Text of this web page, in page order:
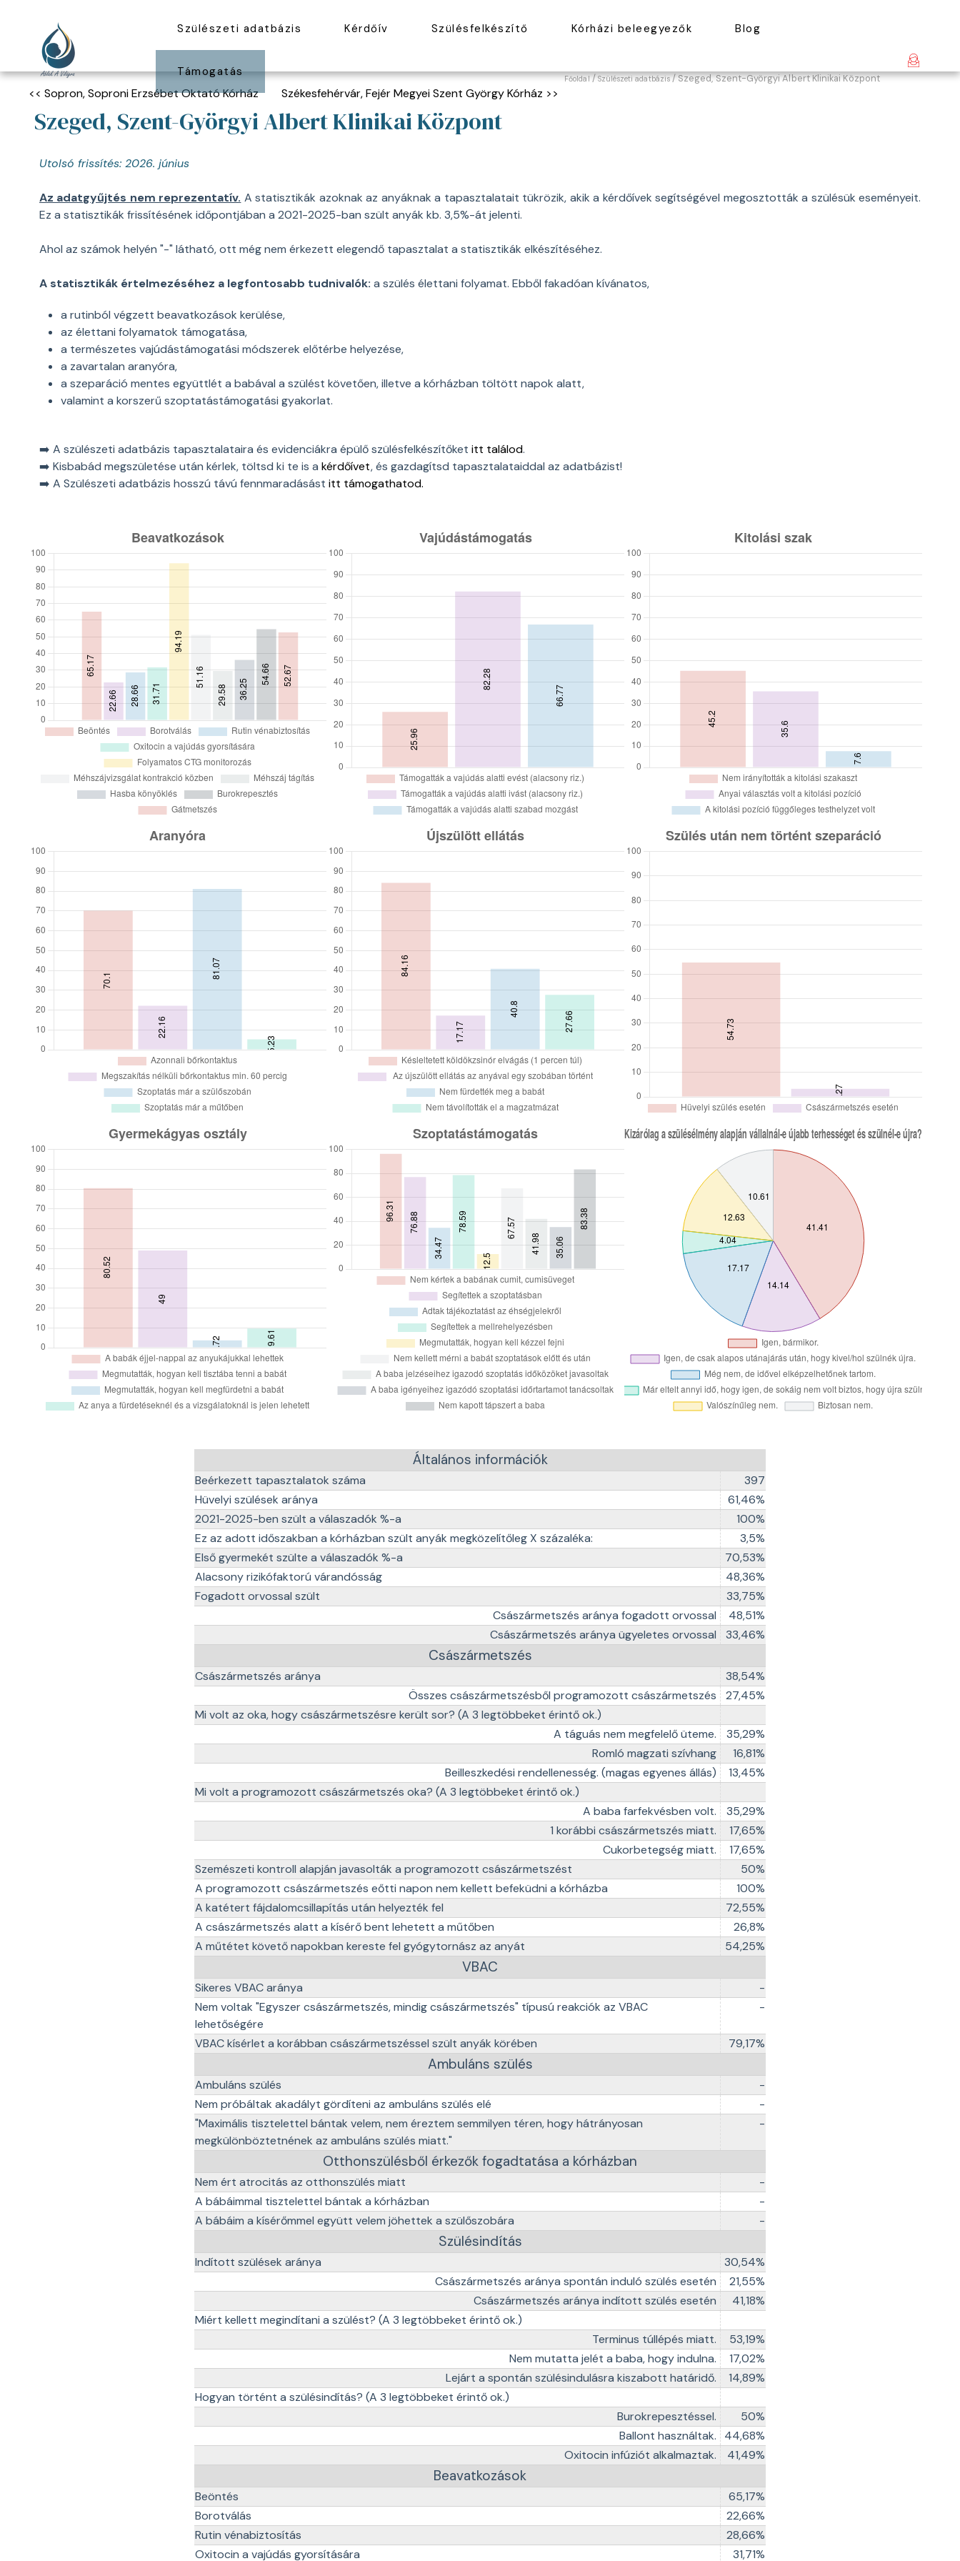
Szülészeti adatbázis Kérdőív Szülésfelkészítő Kórházi beleegyezők Blog
Támogatás
Főoldal/Szülészeti adatbázis/ Szeged, Szent-Györgyi Albert Klinikai Központ
<< Sopron, Soproni Erzsébet Oktató Kórház Székesfehérvár, Fejér Megyei Szent György Kórház >>
Szeged, Szent-Györgyi Albert Klinikai Központ
Utolsó frissítés: 2026. június
Az adatgyűjtés nem reprezentatív. A statisztikák azoknak az anyáknak a tapasztalatait tükrözik, akik a kérdőívek segítségével megosztották a szülésük eseményeit.
Ez a statisztikák frissítésének időpontjában a 2021-2025-ban szült anyák kb. 3,5%-át jelenti.
Ahol az számok helyén "-" látható, ott még nem érkezett elegendő tapasztalat a statisztikák elkészítéséhez.
A statisztikák értelmezéséhez a legfontosabb tudnivalók: a szülés élettani folyamat. Ebből fakadóan kívánatos,
a rutinból végzett beavatkozások kerülése,
az élettani folyamatok támogatása,
a természetes vajúdástámogatási módszerek előtérbe helyezése,
a zavartalan aranyóra,
a szeparáció mentes együttlét a babával a szülést követően, illetve a kórházban töltött napok alatt,
valamint a korszerű szoptatástámogatási gyakorlat.
➡️ A szülészeti adatbázis tapasztalataira és evidenciákra épülő szülésfelkészítőket itt találod.
➡️ Kisbabád megszületése után kérlek, töltsd ki te is a kérdőívet, és gazdagítsd tapasztalataiddal az adatbázist!
➡️ A Szülészeti adatbázis hosszú távú fennmaradásást itt támogathatod.
Általános információk
Beérkezett tapasztalatok száma
397
Hüvelyi szülések aránya
61,46%
2021-2025-ben szült a válaszadók %-a
100%
Ez az adott időszakban a kórházban szült anyák megközelítőleg X százaléka:
3,5%
Első gyermekét szülte a válaszadók %-a
70,53%
Alacsony rizikófaktorú várandósság
48,36%
Fogadott orvossal szült
33,75%
Császármetszés aránya fogadott orvossal
48,51%
Császármetszés aránya ügyeletes orvossal
33,46%
Császármetszés
Császármetszés aránya
38,54%
Összes császármetszésből programozott császármetszés
27,45%
Mi volt az oka, hogy császármetszésre került sor? (A 3 legtöbbeket érintő ok.)
A táguás nem megfelelő üteme.
35,29%
Romló magzati szívhang
16,81%
Beilleszkedési rendellenesség. (magas egyenes állás)
13,45%
Mi volt a programozott császármetszés oka? (A 3 legtöbbeket érintő ok.)
A baba farfekvésben volt.
35,29%
1 korábbi császármetszés miatt.
17,65%
Cukorbetegség miatt.
17,65%
Szemészeti kontroll alapján javasolták a programozott császármetszést
50%
A programozott császármetszés eőtti napon nem kellett befeküdni a kórházba
100%
A katétert fájdalomcsillapítás után helyezték fel
72,55%
A császármetszés alatt a kísérő bent lehetett a műtőben
26,8%
A műtétet követő napokban kereste fel gyógytornász az anyát
54,25%
VBAC
Sikeres VBAC aránya
-
Nem voltak "Egyszer császármetszés, mindig császármetszés" típusú reakciók az VBAC
lehetőségére
-
VBAC kísérlet a korábban császármetszéssel szült anyák körében 79,17%
Ambuláns szülés
Ambuláns szülés
-
Nem próbáltak akadályt gördíteni az ambuláns szülés elé
-
"Maximális tisztelettel bántak velem, nem éreztem semmilyen téren, hogy hátrányosan
megkülönböztetnének az ambuláns szülés miatt."
-
Otthonszülésből érkezők fogadtatása a kórházban
Nem ért atrocitás az otthonszülés miatt
-
A bábáimmal tisztelettel bántak a kórházban
-
A bábáim a kísérőmmel együtt velem jöhettek a szülőszobára
-
Szülésindítás
Indított szülések aránya
30,54%
Császármetszés aránya spontán induló szülés esetén
21,55%
Császármetszés aránya indított szülés esetén
41,18%
Miért kellett megindítani a szülést? (A 3 legtöbbeket érintő ok.)
Terminus túllépés miatt.
53,19%
Nem mutatta jelét a baba, hogy indulna.
17,02%
Lejárt a spontán szülésindulásra kiszabott határidő.
14,89%
Hogyan történt a szülésindítás? (A 3 legtöbbeket érintő ok.)
Burokrepesztéssel.
50%
Ballont használtak.
44,68%
Oxitocin infúziót alkalmaztak.
41,49%
Beavatkozások
Beöntés
65,17%
Borotválás
22,66%
Rutin vénabiztosítás
28,66%
Oxitocin a vajúdás gyorsítására
31,71%